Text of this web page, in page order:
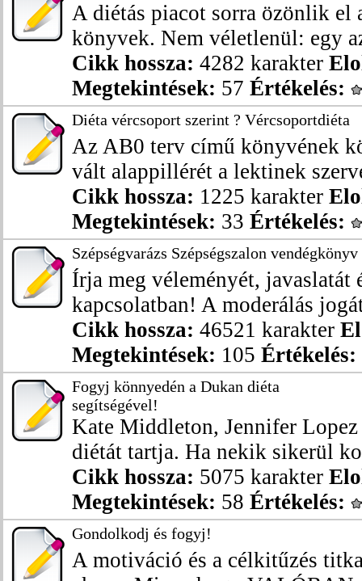
A diétás piacot sorra özönlik el
könyvek. Nem véletlenül: egy
Cikk hossza: 4282 karakter
Megtekintések: 57 Értékelés:
Diéta vércsoport szerint ? Vércsoportdiéta
Az AB0 terv című könyvének
vált alappillérét a lektinek
Cikk hossza: 1225 karakter
Megtekintések: 33 Értékelés:
Szépségvarázs Szépségszalon vendégkönyv
Írja meg véleményét, javaslatát
kapcsolatban! A moderálás
Cikk hossza: 46521 karakter
Megtekintések: 105 Értékelés:
Fogyj könnyedén a Dukan diéta
segítségével!
Kate Middleton, Jennifer Lopez
diétát tartja. Ha nekik sikerül
Cikk hossza: 5075 karakter
Megtekintések: 58 Értékelés:
Gondolkodj és fogyj!
A motiváció és a célkitűzés